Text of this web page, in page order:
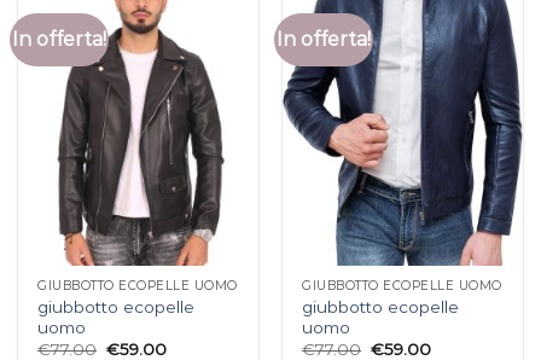
In offerta!
GIUBBOTTO ECOPELLE UOMO
giubbotto ecopelle
uomo
€77.00 €59.00
In offerta!
GIUBBOTTO ECOPELLE UOMO
giubbotto ecopelle
uomo
€77.00 €59.00